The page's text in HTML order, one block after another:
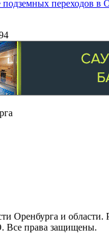
переходов в
Оренбурга и
права защищены.